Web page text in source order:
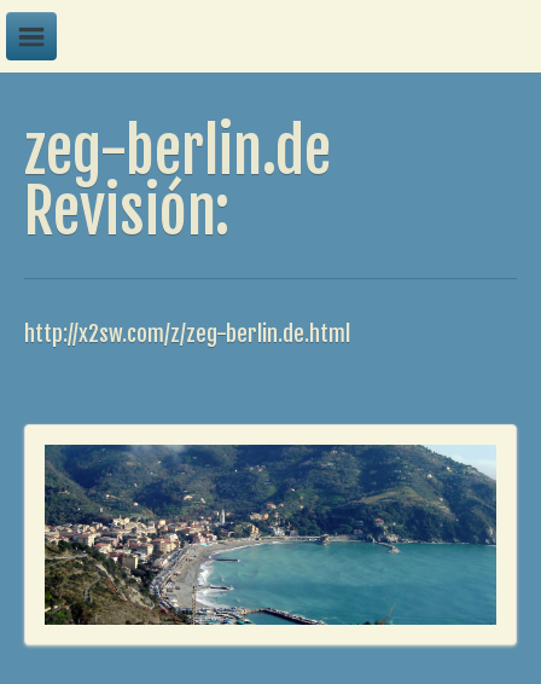
C
G
zeg-berlin.de
Revisión:
http://x2sw.com/z/zeg-berlin.de.html